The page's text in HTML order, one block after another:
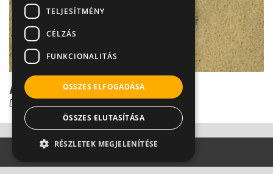
A lúdtalp diagnózisa
Dr. Pantó Tamás
TELJESÍTMÉNY
CÉLZÁS
FUNKCIONALITÁS
ÖSSZES ELFOGADÁSA
ÖSSZES ELUTASÍTÁSA
RÉSZLETEK MEGJELENÍTÉSE